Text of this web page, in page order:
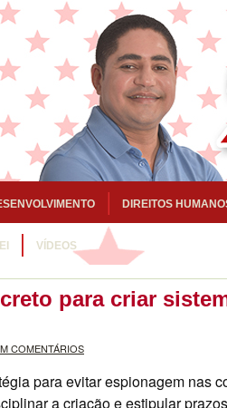
DIREITOS
VÍDEOS
para criar
COMENTÁRIOS
para evitar espionagem nas
a criação e estipular